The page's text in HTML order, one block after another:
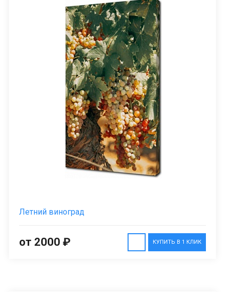
Летний виноград
КУПИТЬ В 1 КЛИК
от 2000 ₽